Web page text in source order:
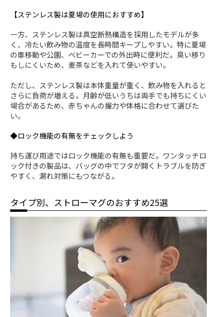
【ステンレス製は夏場の使用におすすめ】
一方、ステンレス製は真空断熱構造を採用したモデルが多
く、冷たい飲み物の温度を長時間キープしやすい。特に夏場
の車移動や公園、ベビーカーでの外出時に便利だ。臭い移り
もしにくいため、麦茶などを入れて使いやすい。
ただし、ステンレス製は本体重量が重く、飲み物を入れると
さらに負荷が増える。月齢が低いうちは両手でも持ちにくい
場合があるため、赤ちゃんの握力や体格に合わせて選びた
い。
◆ロック機能の有無をチェックしよう
持ち運び用途ではロック機能の有無も重要だ。ワンタッチロ
ック付きの製品は、バッグの中でフタが開くトラブルを防ぎ
やすく、漏れ対策にもつながる。
タイプ別、ストローマグのおすすめ25選